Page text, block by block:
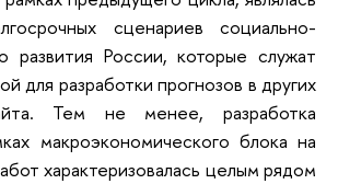
сценариев социально-
развития России, которые служат
для разработки прогнозов в других
Тем не менее, разработка
макроэкономического блока на
характеризовалась целым рядом